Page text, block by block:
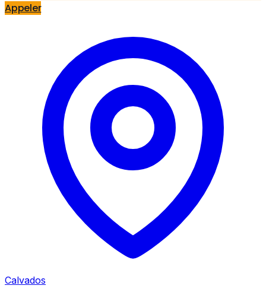
Appeler
Calvados